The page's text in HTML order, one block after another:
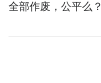
全部作废，公平么？